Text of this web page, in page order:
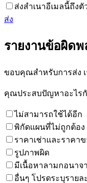
ส่งสำเนาอีเมลนี้ถึงตั
ส่ง
รายงานข้อผิดพ
ขอบคุณสำหรับการส่ง
คุณประสบปัญหาอะไร
ไม่สามารถใช้ได้อีก
พิกัดแผนที่ไม่ถูกต้อง
ราคาเช่าและราคา
รูปภาพผิด
มีเนื้อหาลามกอนาจ
อื่นๆ โปรดระบุรายล